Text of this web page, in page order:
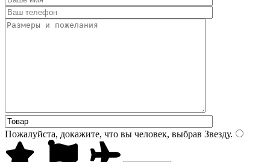
Пожалуйста, докажите, что вы человек, выбрав Звезду.